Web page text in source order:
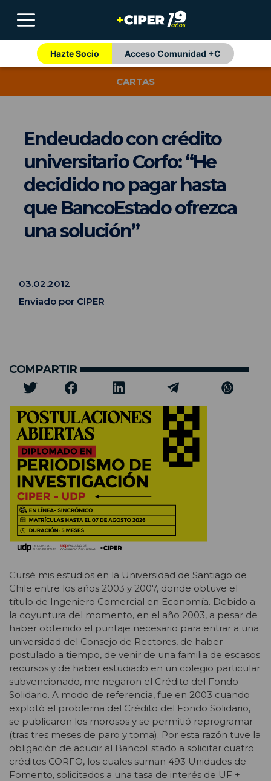
Hazte Socio Acceso Comunidad +C
CARTAS
Endeudado con crédito
universitario Corfo: “He
decidido no pagar hasta
que BancoEstado ofrezca
una solución”
03.02.2012
Enviado por CIPER
COMPARTIR
Cursé mis estudios en la Universidad de Santiago de
Chile entre los años 2003 y 2007, donde obtuve el
título de Ingeniero Comercial en Economía. Debido a
la coyuntura del momento, en el año 2003, a pesar de
haber obtenido el puntaje necesario para entrar a una
universidad del Consejo de Rectores, de haber
postulado a tiempo, de venir de una familia de escasos
recursos y de haber estudiado en un colegio particular
subvencionado, me negaron el Crédito del Fondo
Solidario. A modo de referencia, fue en 2003 cuando
explotó el problema del Crédito del Fondo Solidario,
se publicaron los morosos y se permitió reprogramar
(tras tres meses de paro y toma). Por esta razón tuve la
obligación de acudir al BancoEstado a solicitar cuatro
créditos CORFO, los cuales suman 493 Unidades de
Fomento, solicitados a una tasa de interés de UF +